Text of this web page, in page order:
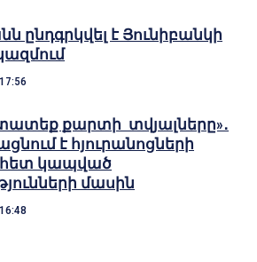
ընդգրկվել է Յունիբանկի
քարտի տվյալները»․
է հյուրանոցների
կապված
մասին